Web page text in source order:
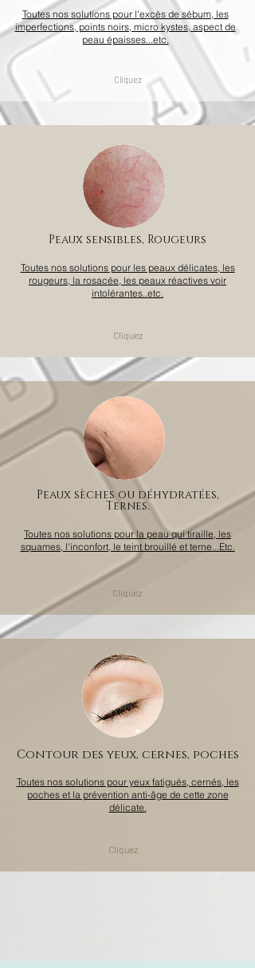
Toutes nos solutions pour l'excès de sébum, les
imperfections, points noirs, micro kystes, aspect de
peau épaisses...etc.
Cliquez
Peaux sensibles, Rougeurs
Toutes nos solutions pour les peaux délicates, les
rougeurs, la rosacée, les peaux réactives voir
intolérantes..etc.
Cliquez
Peaux sèches ou déhydratées,
Ternes.
Toutes nos solutions pour la peau qui tiraille, les
squames, l'inconfort, le teint brouillé et terne...Etc.
Cliquez
Contour des yeux, cernes, poches
Toutes nos solutions pour yeux fatigués, cernés, les
poches et la prévention anti-âge de cette zone
délicate.
Cliquez